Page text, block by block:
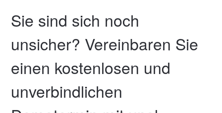
Sie sind sich noch
unsicher? Vereinbaren Sie
einen kostenlosen und
unverbindlichen